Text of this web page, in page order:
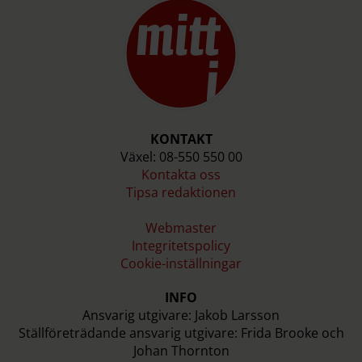
KONTAKT
Växel: 08-550 550 00
Kontakta oss
Tipsa redaktionen
Webmaster
Integritetspolicy
Cookie-inställningar
INFO
Ansvarig utgivare: Jakob Larsson
Ställföreträdande ansvarig utgivare: Frida Brooke och
Johan Thornton